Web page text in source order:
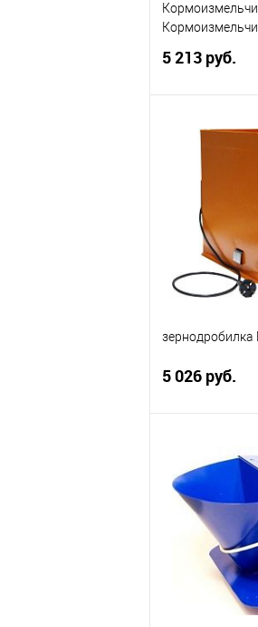
5 213 руб.
В
Купить в 1 клик
В избранное
5 026 руб.
В
Купить в 1
В избранное